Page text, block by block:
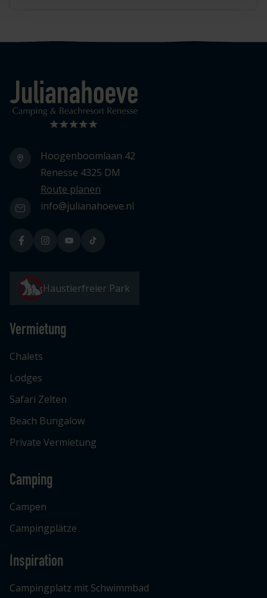
Logo Julianahoeve
Hoogenboomlaan 42
Renesse 4325 DM
Route planen
info@julianahoeve.nl
Haustierfreier Park
Vermietung
Chalets
Lodges
Safari Zelten
Beach Bungalow
Private Vermietung
Camping
Campen
Campingplätze
Inspiration
Campingplatz mit Schwimmbad